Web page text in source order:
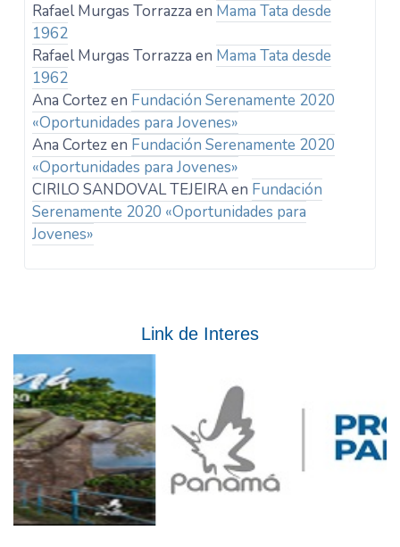
Rafael Murgas Torrazza en Mama Tata desde
1962
Rafael Murgas Torrazza en Mama Tata desde
1962
Ana Cortezen Fundación Serenamente 2020
«Oportunidades para Jovenes»
Ana Cortezen Fundación Serenamente 2020
«Oportunidades para Jovenes»
CIRILO SANDOVAL TEJEIRAen Fundación
Serenamente 2020 «Oportunidades para
Jovenes»
Link de Interes